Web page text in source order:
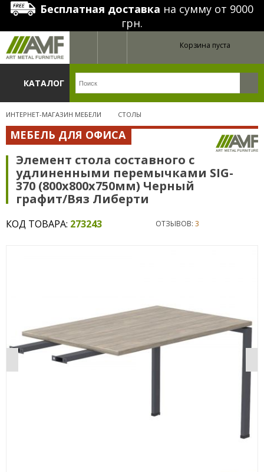
Бесплатная доставка на сумму от 9000
грн.
Корзина пуста
КАТАЛОГ
ИНТЕРНЕТ-МАГАЗИН МЕБЕЛИ СТОЛЫ
МЕБЕЛЬ ДЛЯ ОФИСА
Элемент стола составного с
удлиненными перемычками SIG-
370 (800х800х750мм) Черный
графит/Вяз Либерти
КОД ТОВАРА: 273243 ОТЗЫВОВ: 3